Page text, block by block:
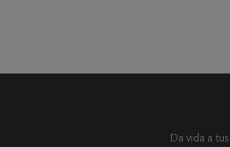
Da vida a